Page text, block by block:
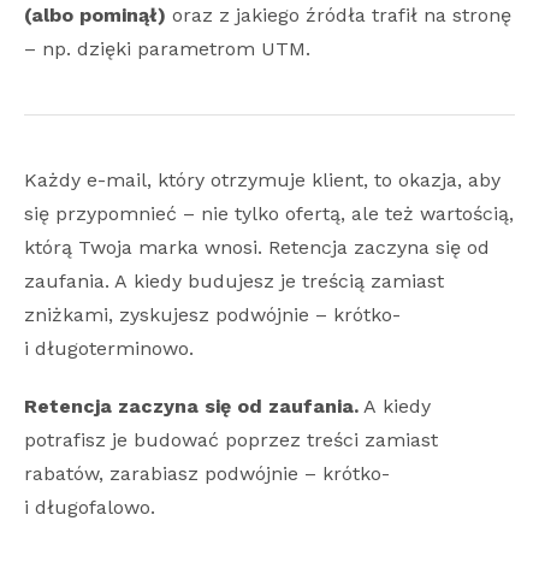
(albo pominął) oraz z jakiego źródła trafił na stronę
– np. dzięki parametrom UTM.
Każdy e-mail, który otrzymuje klient, to okazja, aby
się przypomnieć – nie tylko ofertą, ale też wartością,
którą Twoja marka wnosi. Retencja zaczyna się od
zaufania. A kiedy budujesz je treścią zamiast
zniżkami, zyskujesz podwójnie – krótko-
i długoterminowo.
Retencja zaczyna się od zaufania. A kiedy
potrafisz je budować poprzez treści zamiast
rabatów, zarabiasz podwójnie – krótko-
i długofalowo.